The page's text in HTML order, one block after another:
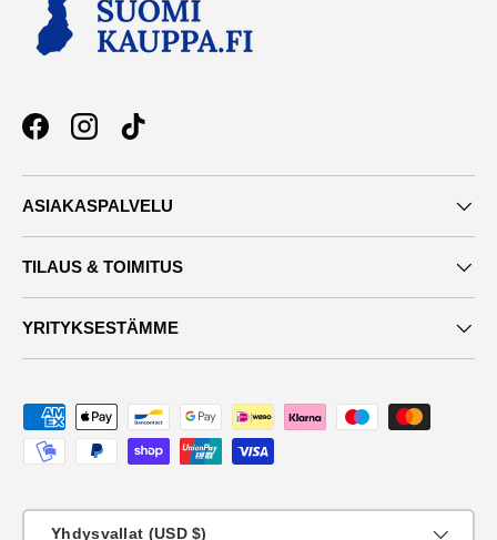
FacebookInstagramTikTok
ASIAKASPALVELU
TILAUS & TOIMITUS
YRITYKSESTÄMME
Maksutavat
Yhdysvallat (USD $)